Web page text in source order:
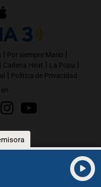
| Por siempre Mario |
| Cadena Heat | La Popu |
| Política de Privacidad